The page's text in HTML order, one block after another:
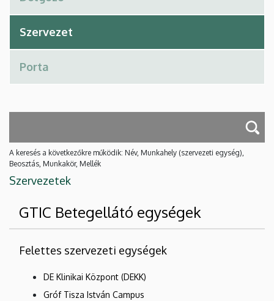
A keresés a következőkre működik: Név, Munkahely (szervezeti egység),
Beosztás, Munkakör, Mellék
Szervezetek
GTIC Betegellátó egységek
Felettes szervezeti egységek
DE Klinikai Központ (DEKK)
Gróf Tisza István Campus